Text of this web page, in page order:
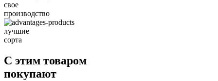
свое
производство
лучшие
сорта
С этим товаром
покупают